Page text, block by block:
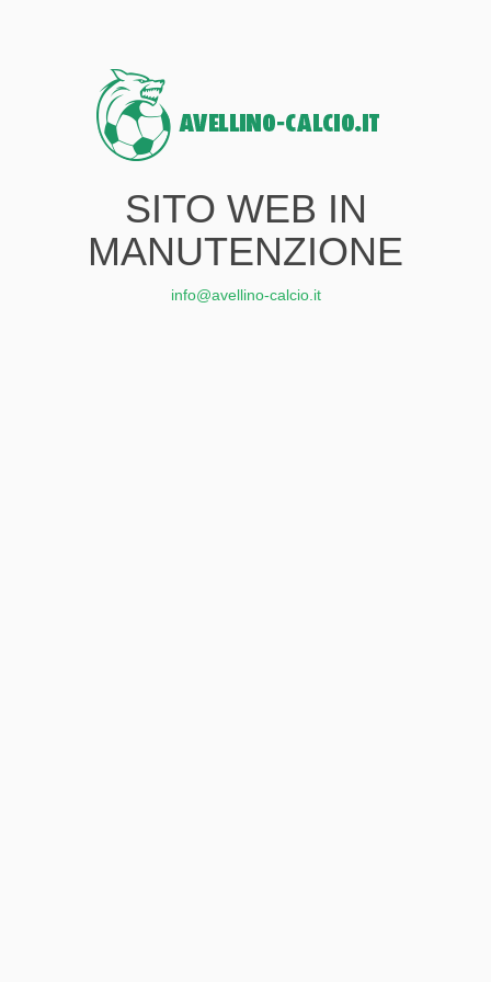
SITO WEB IN
MANUTENZIONE
info@avellino-calcio.it